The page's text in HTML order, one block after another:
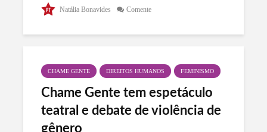
de... Natália Bonavides Comente
CHAME GENTE DIREITOS HUMANOS FEMINISMO
Chame Gente tem espetáculo
teatral e debate de violência de
gênero